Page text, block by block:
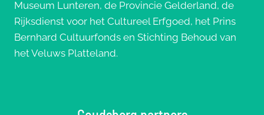
Museum Lunteren, de Provincie Gelderland, de
Rijksdienst voor het Cultureel Erfgoed, het Prins
Bernhard Cultuurfonds en Stichting Behoud van
het Veluws Platteland.